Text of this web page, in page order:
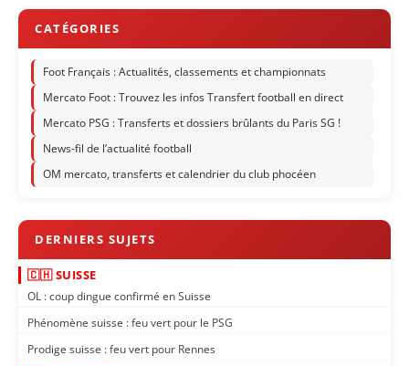
Foot Français : Actualités, classements et championnats
Mercato Foot : Trouvez les infos Transfert football en direct
Mercato PSG : Transferts et dossiers brûlants du Paris SG !
News-fil de l’actualité football
OM mercato, transferts et calendrier du club phocéen
🇨🇭 SUISSE
OL : coup dingue confirmé en Suisse
Phénomène suisse : feu vert pour le PSG
Prodige suisse : feu vert pour Rennes